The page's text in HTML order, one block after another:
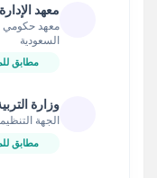
معهد
معهد حكومي
السعودية
مطابق
وزارة
الجهة
مطابق